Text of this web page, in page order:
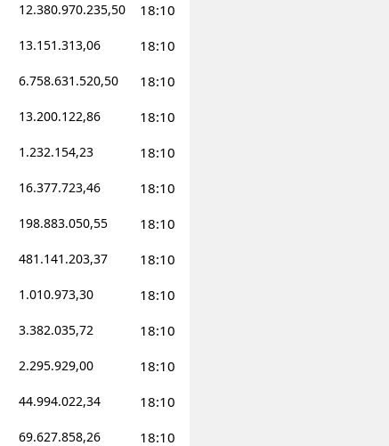
12.380.970.235,50 18:10
13.151.313,06 18:10
6.758.631.520,50 18:10
13.200.122,86 18:10
1.232.154,23 18:10
16.377.723,46 18:10
198.883.050,55 18:10
481.141.203,37 18:10
1.010.973,30 18:10
3.382.035,72 18:10
2.295.929,00 18:10
44.994.022,34 18:10
69.627.858,26 18:10